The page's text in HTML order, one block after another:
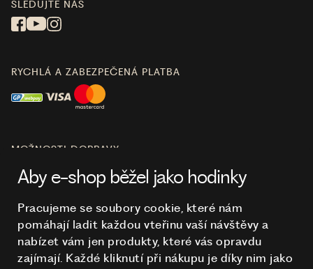
O NÁKUPU
SLEDUJTE NÁS
RYCHLÁ A ZABEZPEČENÁ PLATBA
MOŽNOSTI DOPRAVY
Aby e-shop běžel jako hodinky
Pracujeme se soubory cookie, které nám
pomáhají ladit každou vteřinu vaší návštěvy a
nabízet vám jen produkty, které vás opravdu
zajímají. Každé kliknutí při nákupu je díky nim jako